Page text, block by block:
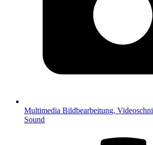
Multimedia Bildbearbeitung,
Sound